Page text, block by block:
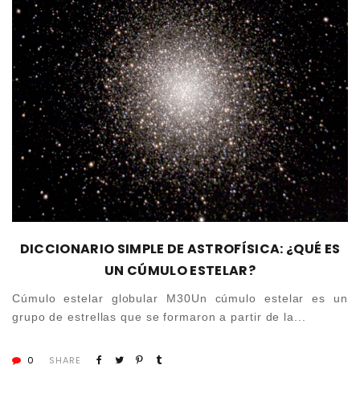
DICCIONARIO SIMPLE DE ASTROFÍSICA: ¿QUÉ ES
UN CÚMULO ESTELAR?
Cúmulo estelar globular M30Un cúmulo estelar es un
grupo de estrellas que se formaron a partir de la...
0 SHARE